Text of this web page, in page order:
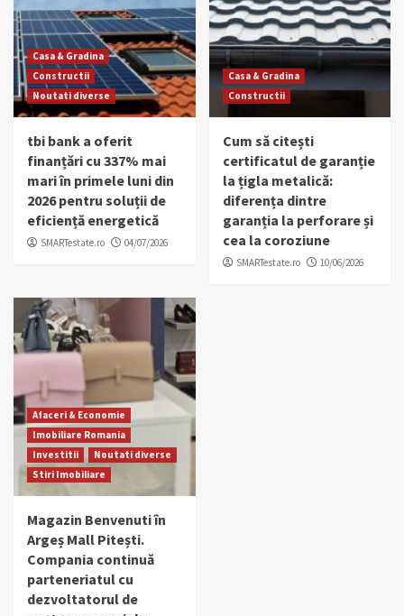
Casa & Gradina
Constructii
Noutati diverse
tbi bank a oferit
finanțări cu 337% mai
mari în primele luni din
2026 pentru soluții de
eficiență energetică
SMARTestate.ro 04/07/2026
Casa & Gradina
Constructii
Cum să citești
certificatul de garanție
la țigla metalică:
diferența dintre
garanția la perforare și
cea la coroziune
SMARTestate.ro 10/06/2026
Afaceri & Economie
Imobiliare Romania
Investitii
Noutati diverse
Stiri Imobiliare
Magazin Benvenuti în
Argeș Mall Pitești.
Compania continuă
parteneriatul cu
dezvoltatorul de